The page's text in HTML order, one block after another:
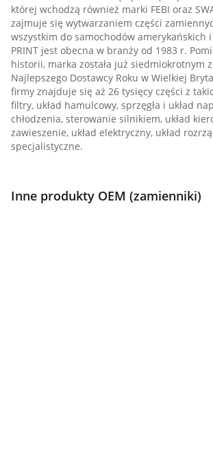
której wchodzą również marki FEBI oraz
zajmuje się wytwarzaniem części
wszystkim do samochodów amerykańskich i
PRINT jest obecna w branży od 1983 r.
historii, marka została już siedmiokrotnym
Najlepszego Dostawcy Roku w Wielkiej
firmy znajduje się aż 26 tysięcy części z
filtry, układ hamulcowy, sprzęgła i układ
chłodzenia, sterowanie silnikiem, układ
zawieszenie, układ elektryczny, układ
specjalistyczne.
Inne produkty OEM (zamienniki)